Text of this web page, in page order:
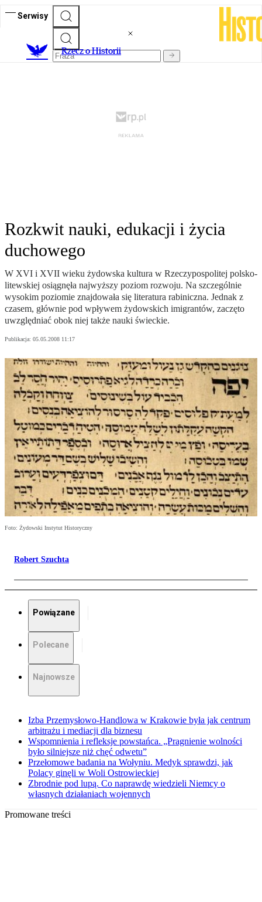
Serwisy
Rzecz o Historii
Rozkwit nauki, edukacji i życia
duchowego
W XVI i XVII wieku żydowska kultura w Rzeczypospolitej polsko-
litewskiej osiągnęła najwyższy poziom rozwoju. Na szczególnie
wysokim poziomie znajdowała się literatura rabiniczna. Jednak z
czasem, głównie pod wpływem żydowskich imigrantów, zaczęto
uwzględniać obok niej także nauki świeckie.
Publikacja: 05.05.2008 11:17
Foto: Żydowski Instytut Historyczny
Robert Szuchta
Powiązane
Polecane
Najnowsze
Izba Przemysłowo-Handlowa w Krakowie była jak centrum
arbitrażu i mediacji dla biznesu
Wspomnienia i refleksje powstańca. „Pragnienie wolności
było silniejsze niż chęć odwetu”
Przełomowe badania na Wołyniu. Medyk sprawdzi, jak
Polacy ginęli w Woli Ostrowieckiej
Zbrodnie pod lupą. Co naprawdę wiedzieli Niemcy o
własnych działaniach wojennych
Promowane treści